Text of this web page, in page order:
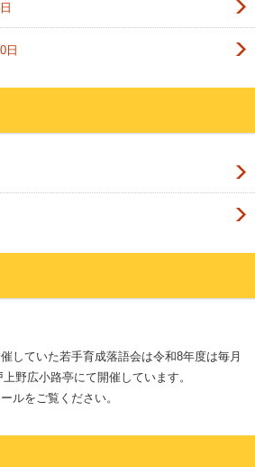
日
していた若手育成落語会は令和8年度は毎月
野広小路亭にて開催しています。
ルをご覧ください。